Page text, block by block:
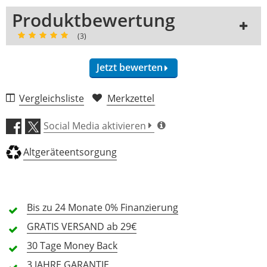
Produktbewertung
(3)
Jetzt bewerten
3 Rezensionen
5 Sterne
4 Sterne
3 Sterne
Alle Sprachen
Vergleichsliste Merkzettel
Social Media aktivieren
Altgeräteentsorgung
Bis zu 24 Monate0% Finanzierung
GRATIS VERSAND ab 29€
30 Tage Money Back